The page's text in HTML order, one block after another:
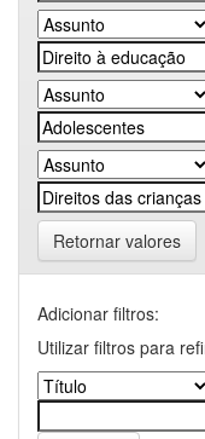
Retornar valores
Adicionar filtros:
Utilizar filtros para